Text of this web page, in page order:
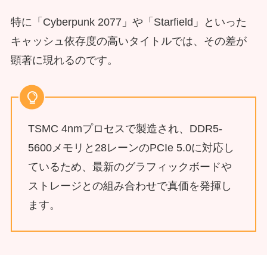
特に「Cyberpunk 2077」や「Starfield」といった
キャッシュ依存度の高いタイトルでは、その差が
顕著に現れるのです。
TSMC 4nmプロセスで製造され、DDR5-
5600メモリと28レーンのPCIe 5.0に対応し
ているため、最新のグラフィックボードや
ストレージとの組み合わせで真価を発揮し
ます。